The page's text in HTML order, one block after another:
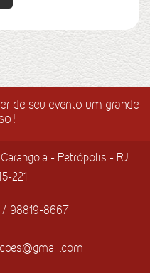
de seu evento um grande
- Petrópolis - RJ
221
/ 98819-8667